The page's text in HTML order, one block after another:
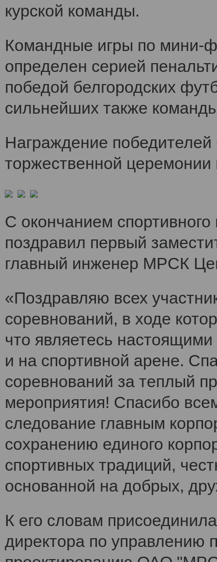
курской команды.
Командные игры по мини-
определен серией
победой белгородских
сильнейших также
Награждение
торжественной
С окончанием
поздравил первый
главный инженер МРСК
«Поздравляю всех
соревнований, в ходе
что являетесь
и на спортивной арене.
соревнований за теплый
мероприятия! Спасибо
следование главным
сохранению единого
спортивных традиций,
основанной на добрых,
К его словам
директора по управлению